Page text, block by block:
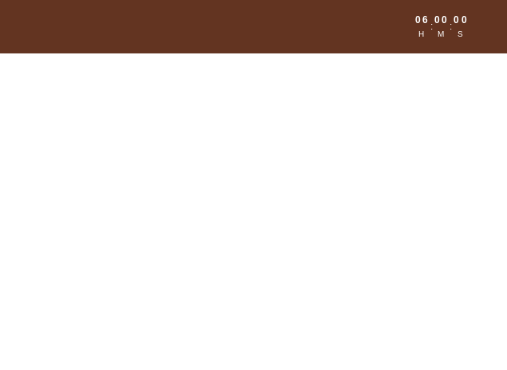
06
H
:
00
M
:
00
S